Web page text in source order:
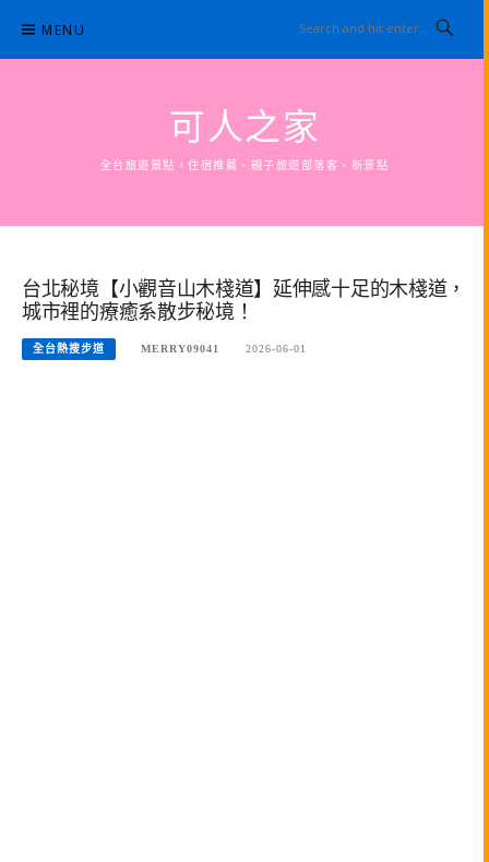
content
MENU
可人之家
全台旅遊景點，住宿推薦、親子旅遊部落客、新景點
台北秘境【小觀音山木棧道】延伸感十足的木棧道，
城市裡的療癒系散步秘境！
全台熱搜步道 MERRY09041 2026-06-01